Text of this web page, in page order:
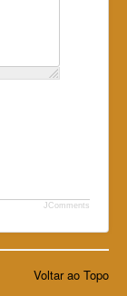
JComments
Voltar ao Topo